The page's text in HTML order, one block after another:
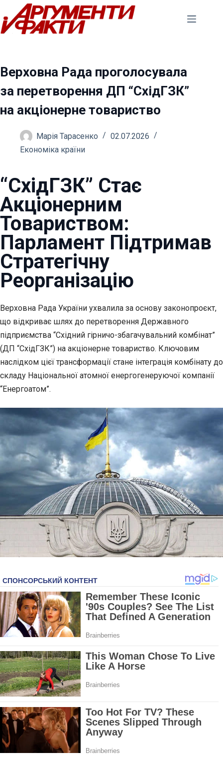
Перейти
до
вмісту
Верховна Рада проголосувала
за перетворення ДП “СхідГЗК”
на акціонерне товариство
Марія Тарасенко
02.07.2026
Економіка країни
“СхідГЗК” Стає
Акціонерним
Товариством:
Парламент Підтримав
Стратегічну
Реорганізацію
Верховна Рада України ухвалила за основу законопроєкт,
що відкриває шлях до перетворення Державного
підприємства “Східний гірничо-збагачувальний комбінат”
(ДП “СхідГЗК”) на акціонерне товариство. Ключовим
наслідком цієї трансформації стане інтеграція комбінату до
складу Національної атомної енергогенеруючої компанії
“Енергоатом”.